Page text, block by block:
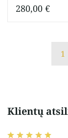
280,00 €
1
Klientų